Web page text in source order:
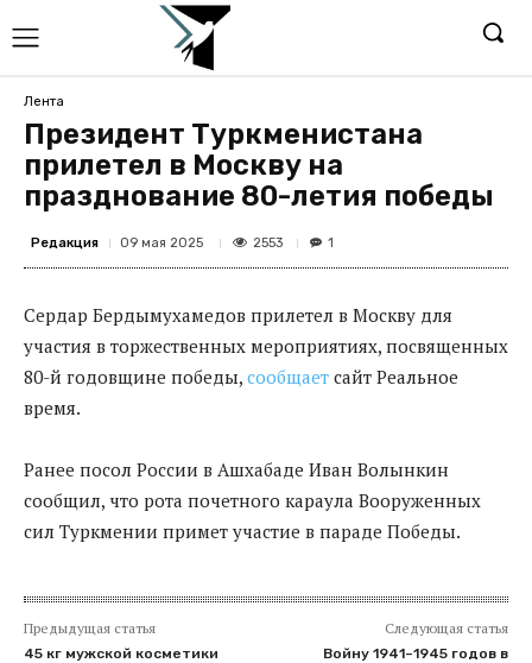
Лента
Президент Туркменистана
прилетел в Москву на
празднование 80-летия победы
Редакция 09 мая 2025 2553 1
Сердар Бердымухамедов прилетел в Москву для
участия в торжественных мероприятиях, посвященных
80-й годовщине победы, сообщает сайт Реальное
время.
Ранее посол России в Ашхабаде Иван Волынкин
сообщил, что рота почетного караула Вооруженных
сил Туркмении примет участие в параде Победы.
Предыдущая статья
45 кг мужской косметики
Следующая статья
Войну 1941–1945 годов в